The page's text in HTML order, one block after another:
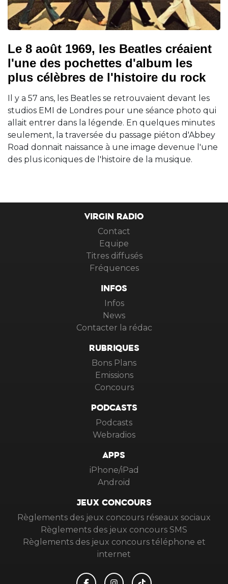
Le 8 août 1969, les Beatles créaient
l'une des pochettes d'album les
plus célèbres de l'histoire du rock
Il y a 57 ans, les Beatles se retrouvaient devant les
studios EMI de Londres pour une séance photo qui
allait entrer dans la légende. En quelques minutes
seulement, la traversée du passage piéton d'Abbey
Road donnait naissance à une image devenue l'une
des plus iconiques de l'histoire de la musique.
VIRGIN RADIO
Contact
Equipe
Titres diffusés
Fréquences
INFOS
Infos
News
Contacter la rédac
RUBRIQUES
Bons Plans
Emissions
Concours
PODCASTS
Podcasts
Webradios
APPS
iPhone/iPad
Android
JEUX CONCOURS
Règlements des jeux concours réseaux sociaux
Règlements des jeux concours SMS
Règlements des jeux concours téléphone et
internet